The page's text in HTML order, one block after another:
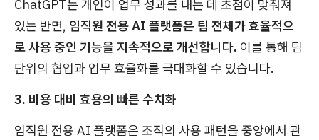
ChatGPT는 개인이 업무 성과를 내는 데 초점이 맞춰져
있는 반면, 임직원 전용 AI 플랫폼은 팀 전체가 효율적으
로 사용 중인 기능을 지속적으로 개선합니다. 이를 통해 팀
단위의 협업과 업무 효율화를 극대화할 수 있습니다.
3. 비용 대비 효용의 빠른 수치화
임직원 전용 AI 플랫폼은 조직의 사용 패턴을 중앙에서 관